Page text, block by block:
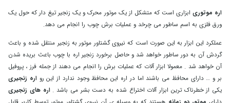
اره موتوری ابزاری است که متشکل از یک موتور محرک و یک زنجیر تیغ دار که حول یک
ورق فلزی به اسم ساطور می چرخد و عملیات برش چوب را انجام می دهد.
عملکرد این ابزار به این صورت است که نیروی گشتاور موتور به زنجیر منتقل شده و باعث
گردش آن به دور ساطور خواهد شد و حاصل برخورد زنجیر اره با چوب باعث بریده شدن
آن خواهد شد . معمولا ابزار آلات که عملیات برش را انجام می دهند از جمله فرز ، پروفیل
بر و … دارای محافظ می باشند اما در اره این محافظ وجود ندارد از این رو اره زنجیری
یکی از خطرناک ترین ابزار آلات اختراع شده به دست بشر می باشد . اره های زنجیری